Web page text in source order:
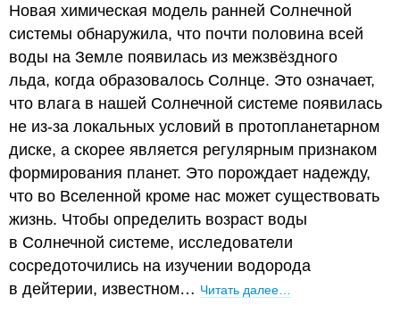
Новая химическая модель ранней Солнечной
системы обнаружила, что почти половина всей
воды на Земле появилась из межзвёздного
льда, когда образовалось Солнце. Это означает,
что влага в нашей Солнечной системе появилась
не из-за локальных условий в протопланетарном
диске, а скорее является регулярным признаком
формирования планет. Это порождает надежду,
что во Вселенной кроме нас может существовать
жизнь. Чтобы определить возраст воды
в Солнечной системе, исследователи
сосредоточились на изучении водорода
в дейтерии, известном… Читать далее…